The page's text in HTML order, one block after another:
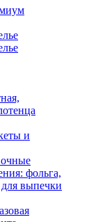
и
фольга,
выпечки